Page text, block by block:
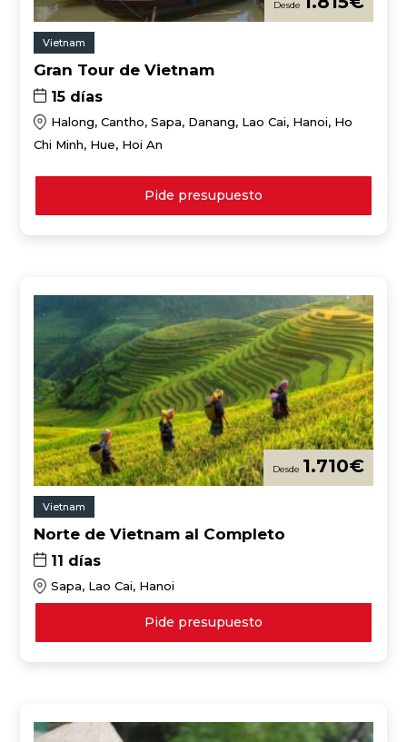
Vietnam
Gran Tour de Vietnam
15 días
Halong, Cantho, Sapa, Danang, Lao Cai, Hanoi, Ho
Chi Minh, Hue, Hoi An
Pide presupuesto
1.710€
Vietnam
Norte de Vietnam al Completo
11 días
Sapa, Lao Cai, Hanoi
Pide presupuesto